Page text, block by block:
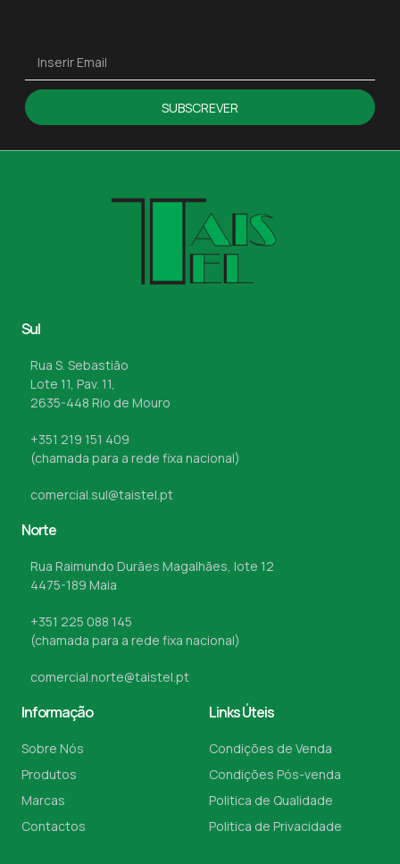
SUBSCREVER
Sul
Rua S. Sebastião
Lote 11, Pav. 11,
2635-448 Rio de Mouro
+351 219 151 409
(chamada para a rede fixa nacional)
comercial.sul@taistel.pt
Norte
Rua Raimundo Durães Magalhães, lote 12
4475-189 Maia
+351 225 088 145
(chamada para a rede fixa nacional)
comercial.norte@taistel.pt
Informação
Sobre Nós
Produtos
Marcas
Contactos
Links Úteis
Condições de Venda
Condições Pós-venda
Politica de Qualidade
Politica de Privacidade